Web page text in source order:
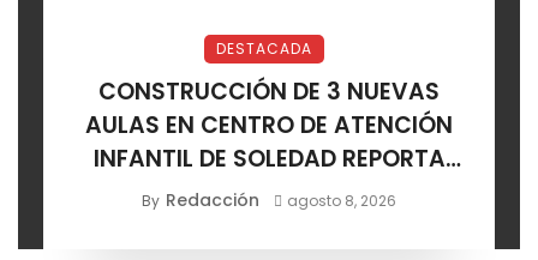
DESTACADA
CONSTRUCCIÓN DE 3 NUEVAS
AULAS EN CENTRO DE ATENCIÓN
INFANTIL DE SOLEDAD REPORTA
AVANCE POSITIVO
By Redacción agosto 8, 2026